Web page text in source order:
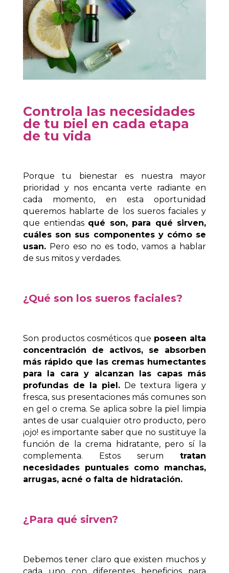
Controla las necesidades
de tu piel en cada etapa
de tu vida
Porque tu bienestar es nuestra mayor
prioridad y nos encanta verte radiante en
cada momento, en esta oportunidad
queremos hablarte de los sueros faciales y
que entiendas qué son, para qué sirven,
cuáles son sus componentes y cómo se
usan. Pero eso no es todo, vamos a hablar
de sus mitos y verdades.
¿Qué son los sueros faciales?
Son productos cosméticos que poseen alta
concentración de activos, se absorben
más rápido que las cremas humectantes
para la cara y alcanzan las capas más
profundas de la piel. De textura ligera y
fresca, sus presentaciones más comunes son
en gel o crema. Se aplica sobre la piel limpia
antes de usar cualquier otro producto, pero
¡ojo! es importante saber que no sustituye la
función de la crema hidratante, pero sí la
complementa. Estos serum tratan
necesidades puntuales como manchas,
arrugas, acné o falta de hidratación.
¿Para qué sirven?
Debemos tener claro que existen muchos y